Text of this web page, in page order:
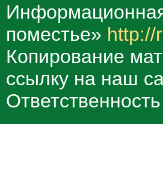
поместье» http://
Копирование
ссылку на наш